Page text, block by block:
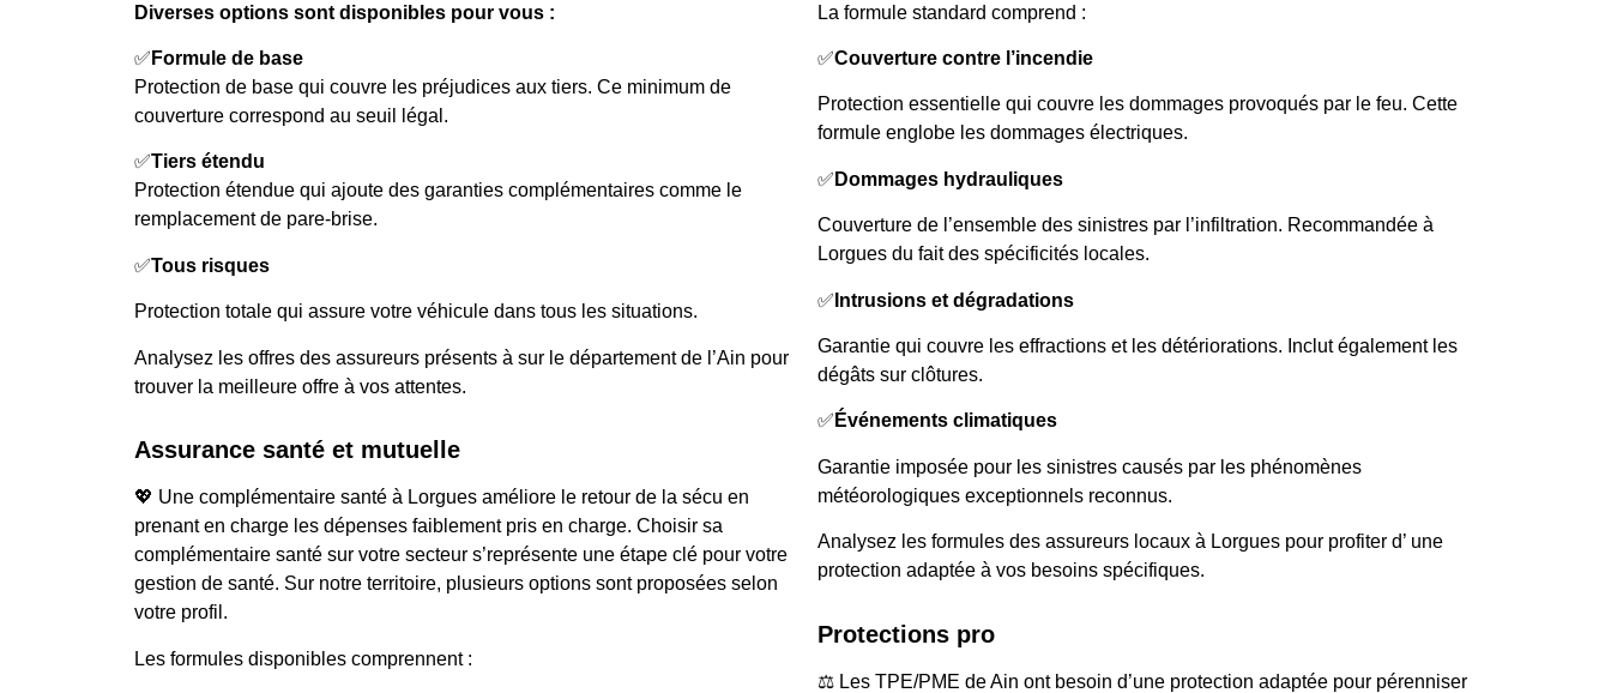
Diverses options sont disponibles pour vous :
✅ Formule de base
Protection de base qui couvre les préjudices aux tiers. Ce minimum de
couverture correspond au seuil légal.
✅Tiers étendu
Protection étendue qui ajoute des garanties complémentaires comme le
remplacement de pare-brise.
✅Tous risques
Protection totale qui assure votre véhicule dans tous les situations.
Analysez les offres des assureurs présents à sur le département de l’Ain pour
trouver la meilleure offre à vos attentes.
Assurance santé et mutuelle
💖 Une complémentaire santé à Lorgues améliore le retour de la sécu en
prenant en charge les dépenses faiblement pris en charge. Choisir sa
complémentaire santé sur votre secteur s’représente une étape clé pour votre
gestion de santé. Sur notre territoire, plusieurs options sont proposées selon
votre profil.
Les formules disponibles comprennent :
La formule standard comprend :
✅Couverture contre l’incendie
Protection essentielle qui couvre les dommages provoqués par le feu. Cette
formule englobe les dommages électriques.
✅ Dommages hydrauliques
Couverture de l’ensemble des sinistres par l’infiltration. Recommandée à
Lorgues du fait des spécificités locales.
✅ Intrusions et dégradations
Garantie qui couvre les effractions et les détériorations. Inclut également les
dégâts sur clôtures.
✅ Événements climatiques
Garantie imposée pour les sinistres causés par les phénomènes
météorologiques exceptionnels reconnus.
Analysez les formules des assureurs locaux à Lorgues pour profiter d’ une
protection adaptée à vos besoins spécifiques.
Protections pro
⚖️ Les TPE/PME de Ain ont besoin d’une protection adaptée pour pérenniser